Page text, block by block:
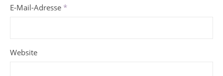
E-Mail-Adresse *
Website